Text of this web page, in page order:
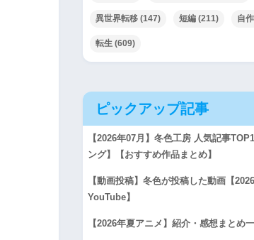
異世界転移 (147) 短編 (211) 自
転生 (609)
ピックアップ記事
【2026年07月】冬色工房 人気記事
ング】【おすすめ作品まとめ】
【動画投稿】冬色が投稿した動画【
YouTube】
【2026年夏アニメ】紹介・感想まとめ